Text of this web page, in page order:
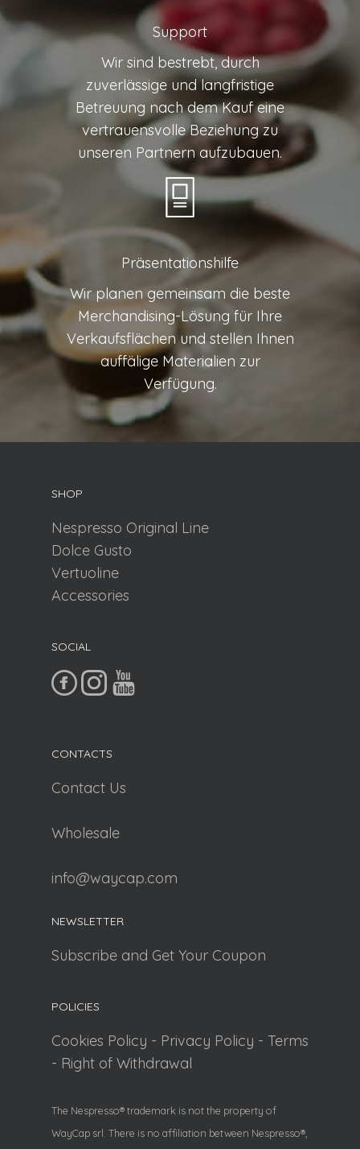
Support
Wir sind bestrebt, durch
zuverlässige und langfristige
Betreuung nach dem Kauf eine
vertrauensvolle Beziehung zu
unseren Partnern aufzubauen.
Präsentationshilfe
Wir planen gemeinsam die beste
Merchandising-Lösung für Ihre
Verkaufsflächen und stellen Ihnen
auffälige Materialien zur
Verfügung.
SHOP
Nespresso Original Line
Dolce Gusto
Vertuoline
Accessories
SOCIAL
CONTACTS
Contact Us
Wholesale
info@waycap.com
NEWSLETTER
Subscribe and Get Your Coupon
POLICIES
Cookies Policy - Privacy Policy - Terms
- Right of Withdrawal
The Nespresso® trademark is not the property of
WayCap srl. There is no affiliation between Nespresso®,